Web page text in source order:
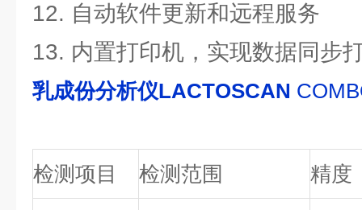
12. 自动软件更新和远程服务
13. 内置打印机，实现数据同步
乳成份分析仪LACTOSCAN
检测项目 检测范围 精度